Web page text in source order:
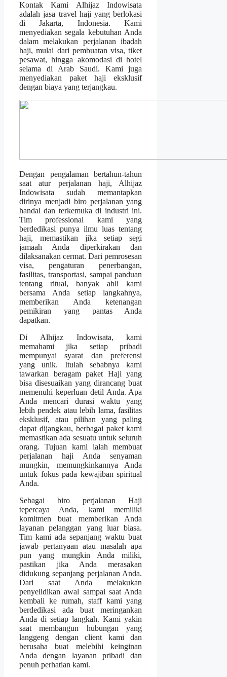
Kontak Kami Alhijaz Indowisata
adalah jasa travel haji yang berlokasi
di Jakarta, Indonesia. Kami
menyediakan segala kebutuhan Anda
dalam melakukan perjalanan ibadah
haji, mulai dari pembuatan visa, tiket
pesawat, hingga akomodasi di hotel
selama di Arab Saudi. Kami juga
menyediakan paket haji eksklusif
dengan biaya yang terjangkau.
Dengan pengalaman bertahun-tahun
saat atur perjalanan haji, Alhijaz
Indowisata sudah memantapkan
dirinya menjadi biro perjalanan yang
handal dan terkemuka di industri ini.
Tim professional kami yang
berdedikasi punya ilmu luas tentang
haji, memastikan jika setiap segi
jamaah Anda diperkirakan dan
dilaksanakan cermat. Dari pemrosesan
visa, pengaturan penerbangan,
fasilitas, transportasi, sampai panduan
tentang ritual, banyak ahli kami
bersama Anda setiap langkahnya,
memberikan Anda ketenangan
pemikiran yang pantas Anda
dapatkan.
Di Alhijaz Indowisata, kami
memahami jika setiap pribadi
mempunyai syarat dan preferensi
yang unik. Itulah sebabnya kami
tawarkan beragam paket Haji yang
bisa disesuaikan yang dirancang buat
memenuhi keperluan detil Anda. Apa
Anda mencari durasi waktu yang
lebih pendek atau lebih lama, fasilitas
eksklusif, atau pilihan yang paling
dapat dijangkau, berbagai paket kami
memastikan ada sesuatu untuk seluruh
orang. Tujuan kami ialah membuat
perjalanan haji Anda senyaman
mungkin, memungkinkannya Anda
untuk fokus pada kewajiban spiritual
Anda.
Sebagai biro perjalanan Haji
tepercaya Anda, kami memiliki
komitmen buat memberikan Anda
layanan pelanggan yang luar biasa.
Tim kami ada sepanjang waktu buat
jawab pertanyaan atau masalah apa
pun yang mungkin Anda miliki,
pastikan jika Anda merasakan
didukung sepanjang perjalanan Anda.
Dari saat Anda melakukan
penyelidikan awal sampai saat Anda
kembali ke rumah, staff kami yang
berdedikasi ada buat meringankan
Anda di setiap langkah. Kami yakin
saat membangun hubungan yang
langgeng dengan client kami dan
berusaha buat melebihi keinginan
Anda dengan layanan pribadi dan
penuh perhatian kami.